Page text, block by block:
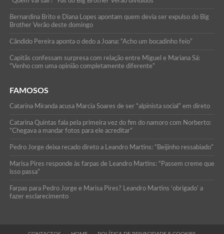
Bernardina Brito e Diana Lopes apontam quem devia ser expulso do Big
Brother Verão deste domingo
Cândido Pereira aponta o dedo a Joana: “Acho um bocadinho feio”
Capitãs confessam surpresa com relação entre Miguel e Mariana Sá:
“Venho com uma opinião completamente diferente”
FAMOSOS
Catarina Miranda acusa Marcia Soares de ser “alpinista social” em direto
Catarina Quintas fala pela primeira vez do fim do namoro com Norberto:
“Chegava a mandar fotos para ele acreditar”
Pedro Jorge deixa recado direto a Leandro Martins: “Beijinho ressabiado”
Marisa Pires responde às farpas de Leandro Martins: “Passem creme que
isso passa”
Farpas para Pedro Jorge e Marisa Pires? Leandro Martins ‘obrigado’ a
fazer esclarecimento